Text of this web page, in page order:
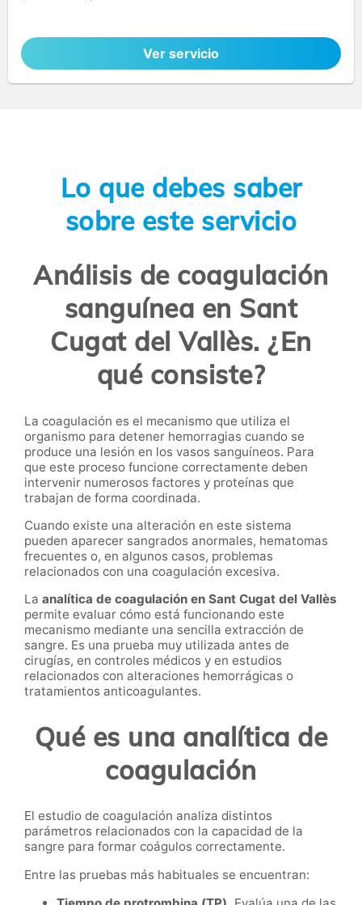
Ver servicio
Lo que debes saber
sobre este servicio
Análisis de coagulación
sanguínea en Sant
Cugat del Vallès. ¿En
qué consiste?
La coagulación es el mecanismo que utiliza el
organismo para detener hemorragias cuando se
produce una lesión en los vasos sanguíneos. Para
que este proceso funcione correctamente deben
intervenir numerosos factores y proteínas que
trabajan de forma coordinada.
Cuando existe una alteración en este sistema
pueden aparecer sangrados anormales, hematomas
frecuentes o, en algunos casos, problemas
relacionados con una coagulación excesiva.
La analítica de coagulación en Sant Cugat del Vallès
permite evaluar cómo está funcionando este
mecanismo mediante una sencilla extracción de
sangre. Es una prueba muy utilizada antes de
cirugías, en controles médicos y en estudios
relacionados con alteraciones hemorrágicas o
tratamientos anticoagulantes.
Qué es una analítica de
coagulación
El estudio de coagulación analiza distintos
parámetros relacionados con la capacidad de la
sangre para formar coágulos correctamente.
Entre las pruebas más habituales se encuentran: